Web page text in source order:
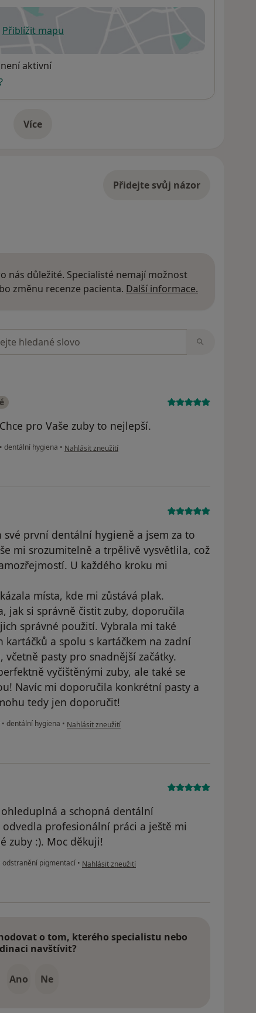
Přiblížit mapuse otevře v nové záložce
aktivní
Víceo adrese
Přidejte svůj názor
nás důležité. Specialisté nemají možnost
změnu recenze pacienta. Další informace.
v názorech
pro Vaše zuby to nejlepší.
• dentální hygiena • podle názoru uživatele Petr Hofbauer
Nahlásit zneužití
své první dentální hygieně a jsem za to
mi srozumitelně a trpělivě vysvětlila, což
U každého kroku mi
místa, kde mi zůstává plak.
jak si správně čistit zuby, doporučila
správné použití. Vybrala mi také
a spolu s kartáčkem na zadní
pasty pro snadnější začátky.
vyčištěnými zuby, ale také se
Navíc mi doporučila konkrétní pasty a
tedy jen doporučit!
• dentální hygiena • podle názoru uživatele Tamara
Nahlásit zneužití
a schopná dentální
profesionální práci a ještě mi
zuby :). Moc děkuji!
odstranění pigmentací • podle názoru uživatele Kateřina
Nahlásit zneužití
o tom, kterého specialistu nebo
navštívit?
Ano Ne